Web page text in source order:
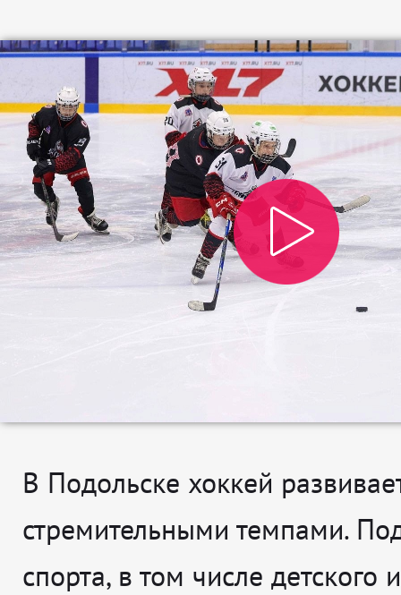
В Подольске хоккей
стремительными темпами.
спорта, в том числе детского